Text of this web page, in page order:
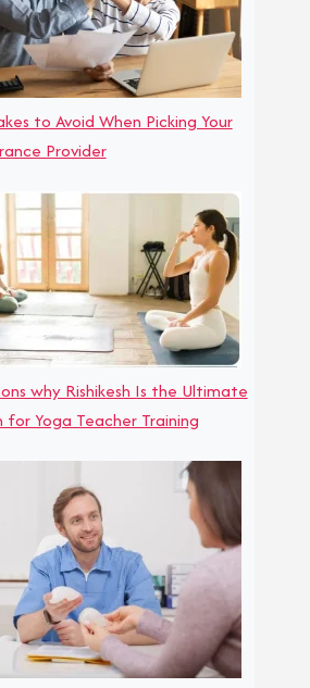
to Avoid When Picking Your
Provider
why Rishikesh Is the Ultimate
Yoga Teacher Training